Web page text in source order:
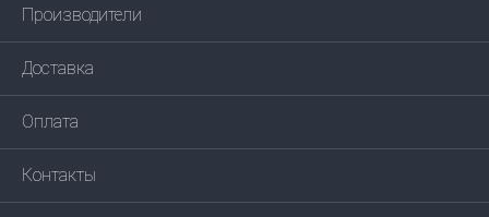
Производители
Доставка
Оплата
Контакты